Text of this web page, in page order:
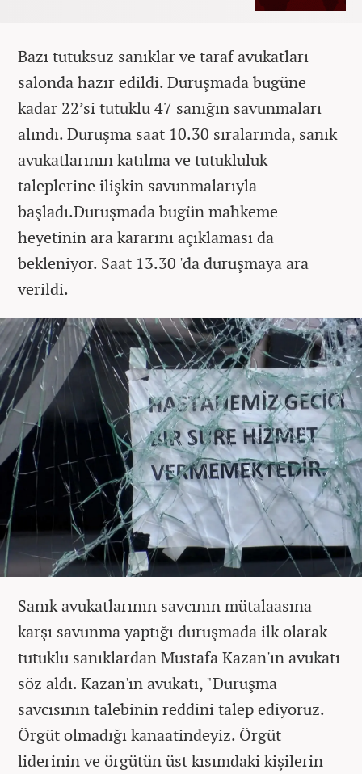
Bazı tutuksuz sanıklar ve taraf avukatları
salonda hazır edildi. Duruşmada bugüne
kadar 22’si tutuklu 47 sanığın savunmaları
alındı. Duruşma saat 10.30 sıralarında, sanık
avukatlarının katılma ve tutukluluk
taleplerine ilişkin savunmalarıyla
başladı.Duruşmada bugün mahkeme
heyetinin ara kararını açıklaması da
bekleniyor. Saat 13.30 'da duruşmaya ara
verildi.
Sanık avukatlarının savcının mütalaasına
karşı savunma yaptığı duruşmada ilk olarak
tutuklu sanıklardan Mustafa Kazan'ın avukatı
söz aldı. Kazan'ın avukatı, "Duruşma
savcısının talebinin reddini talep ediyoruz.
Örgüt olmadığı kanaatindeyiz. Örgüt
liderinin ve örgütün üst kısımdaki kişilerin